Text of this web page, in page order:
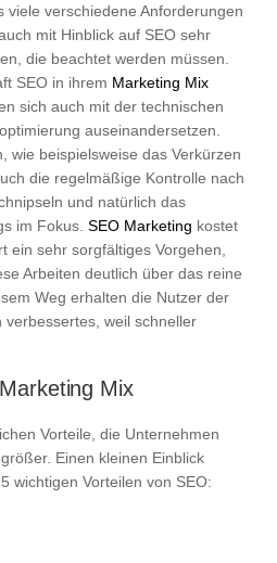
viele verschiedene Anforderungen
mit Hinblick auf SEO sehr
die beachtet werden müssen.
SEO in ihrem Marketing Mix
sich auch mit der technischen
auseinandersetzen.
wie beispielsweise das Verkürzen
die regelmäßige Kontrolle nach
und natürlich das
im Fokus. SEO Marketing kostet
ein sehr sorgfältiges Vorgehen,
Arbeiten deutlich über das reine
Weg erhalten die Nutzer der
weil schneller
Mix
Vorteile, die Unternehmen
Einen kleinen Einblick
wichtigen Vorteilen von SEO: